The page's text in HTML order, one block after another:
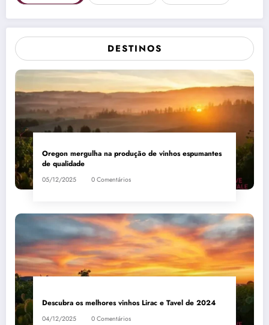
DESTINOS
Oregon mergulha na produção de vinhos espumantes
de qualidade
05/12/2025 0 Comentários
Descubra os melhores vinhos Lirac e Tavel de 2024
04/12/2025 0 Comentários